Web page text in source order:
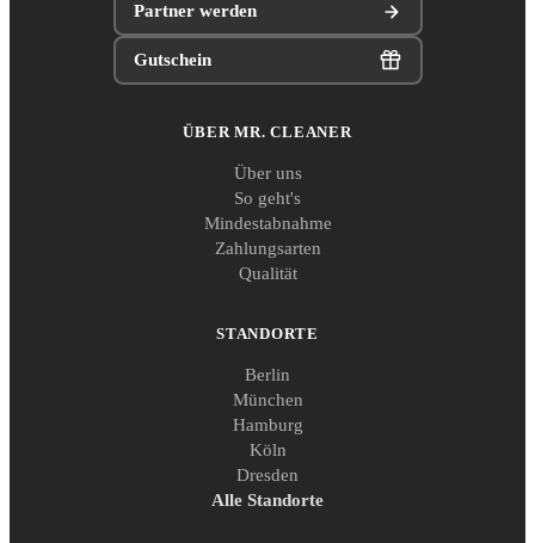
Partner werden
Gutschein
ÜBER MR. CLEANER
Über uns
So geht's
Mindestabnahme
Zahlungsarten
Qualität
STANDORTE
Berlin
München
Hamburg
Köln
Dresden
Alle Standorte